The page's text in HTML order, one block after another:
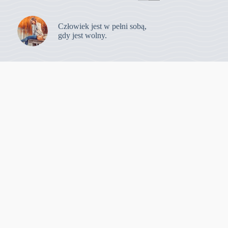
Człowiek jest w pełni sobą,
gdy jest wolny.